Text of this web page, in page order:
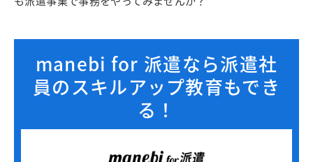
manebi for 派遣なら派遣社
員のスキルアップ教育もでき
る！